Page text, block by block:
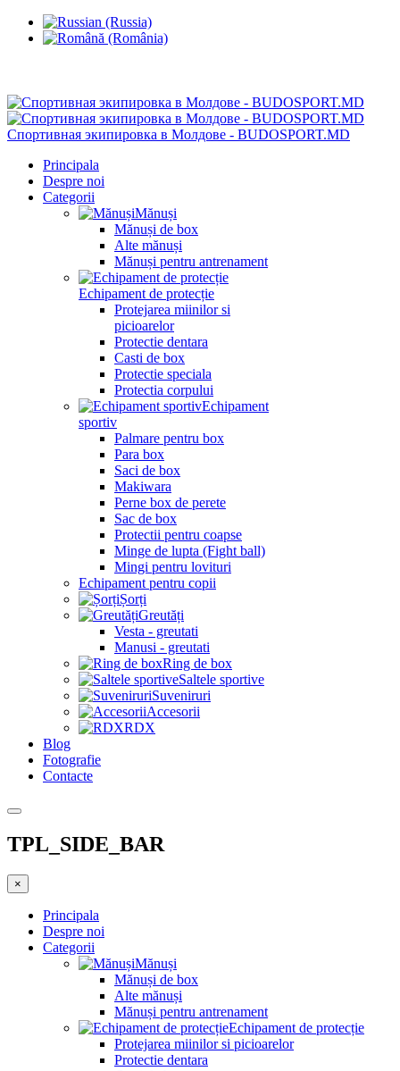
Спортивная экипировка в Молдове - BUDOSPORT.MD
Principala
Despre noi
Categorii
Mănuși
Mănuși de box
Alte mănuși
Mănuși pentru antrenament
Echipament de protecție
Protejarea miinilor si
picioarelor
Protectie dentara
Casti de box
Protectie speciala
Protectia corpului
Echipament
sportiv
Palmare pentru box
Para box
Saci de box
Makiwara
Perne box de perete
Sac de box
Protectii pentru coapse
Minge de lupta (Fight ball)
Mingi pentru lovituri
Echipament pentru copii
Șorți
Greutăți
Vesta - greutati
Manusi - greutati
Ring de box
Saltele sportive
Suveniruri
Accesorii
RDX
Blog
Fotografie
Contacte
TPL_SIDE_BAR
×
Principala
Despre noi
Categorii
Mănuși
Mănuși de box
Alte mănuși
Mănuși pentru antrenament
Echipament de protecție
Protejarea miinilor si picioarelor
Protectie dentara